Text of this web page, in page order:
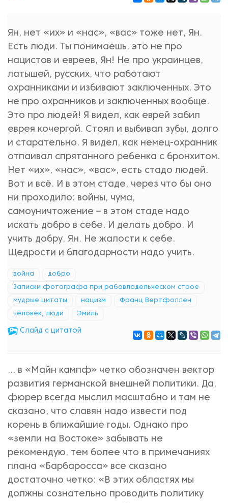
Ян, нет «их» и «нас», «вас» тоже нет, Ян.
Есть люди. Ты понимаешь, это не про
нацистов и евреев, Ян! Не про украинцев,
латышей, русских, что работают
охранниками и избивают заключенных. Это
не про охранников и заключенных вообще.
Это про людей! Я видел, как еврей забил
еврея кочергой. Стоял и выбивал зубы, долго
и старательно. Я видел, как немец-охранник
отпаивал спрятанного ребенка с бронхитом.
Нет «их», «нас», «вас», есть стадо людей.
Вот и всё. И в этом стаде, через что бы оно
ни проходило: войны, чума,
самоуничтожение – в этом стаде надо
искать добро в себе. И делать добро. И
учить добру, Ян. Не жалости к себе.
Щедрости и благодарности надо учить.
война добро
Записки фотографа при рабовладельческом строе
мудрые цитаты нацизм Франц Вертфоллен
человек, люди Эмиль
Cлайд с цитатой
... в «Майн кампф» четко обозначен вектор
развития германской внешней политики. Да,
фюрер всегда мыслил масштабно и там не
сказано, что славян надо извести под
корень в ближайшие годы. Однако про
«земли на Востоке» забывать не
рекомендую, тем более что в примечаниях
плана «Барбаросса» все сказано
достаточно четко: «В этих областях мы
должны сознательно проводить политику